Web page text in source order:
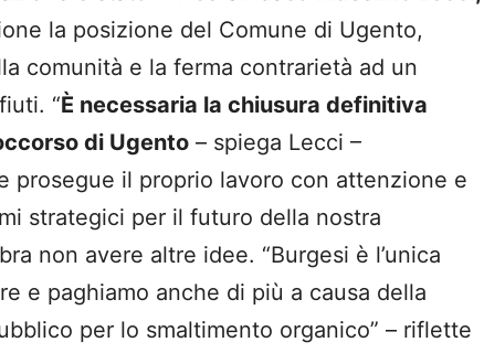
la posizione del Comune di Ugento,
comunità e la ferma contrarietà ad un
“È necessaria la chiusura definitiva
di Ugento – spiega Lecci –
prosegue il proprio lavoro con attenzione e
strategici per il futuro della nostra
non avere altre idee. “Burgesi è l’unica
e paghiamo anche di più a causa della
per lo smaltimento organico” – riflette